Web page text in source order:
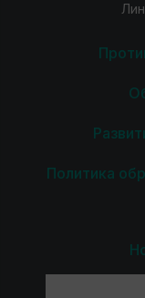
Политика